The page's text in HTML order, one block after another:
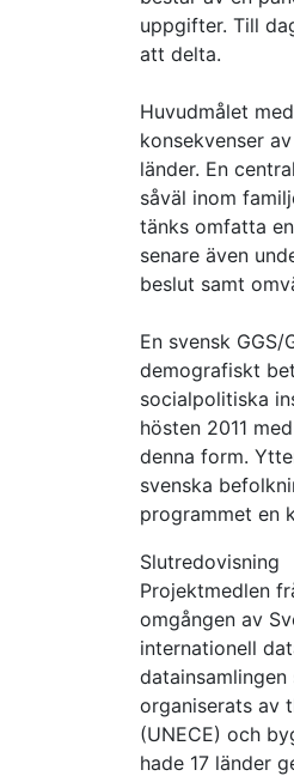
uppgifter. Till
att delta.
Huvudmålet
konsekvenser
länder. En
såväl inom
tänks omfatta
senare även
beslut samt
En svensk
demografiskt
socialpolitiska
hösten 2011
denna form.
svenska
programmet en
Slutredovisning
Projektmedlen
omgången av
internationell
organiserats av
(UNECE) och
hade 17 länder